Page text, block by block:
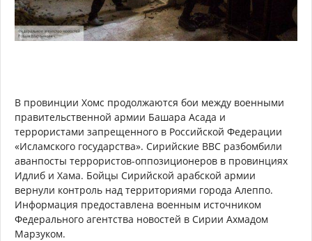
В провинции Хомс продолжаются бои между военными
правительственной армии Башара Асада и
террористами запрещенного в Российской Федерации
«Исламского государства». Сирийские ВВС разбомбили
аванпосты террористов-оппозиционеров в провинциях
Идлиб и Хама. Бойцы Сирийской арабской армии
вернули контроль над территориями города Алеппо.
Информация предоставлена военным источником
Федерального агентства новостей в Сирии Ахмадом
Марзуком.